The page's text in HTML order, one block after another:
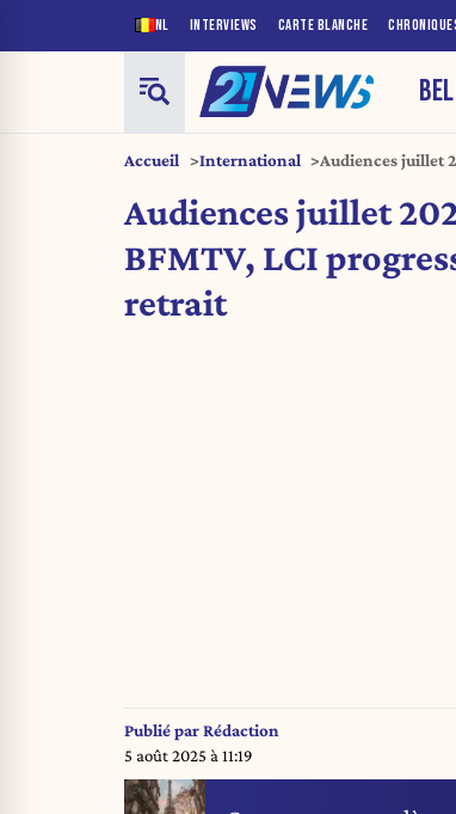
NL INTERVIEWS CARTE BLANCHE
Accueil International
Audiences juillet
Audiences juillet
BFMTV, LCI
retrait
Publié parRédaction
5 août 2025 à 11:19